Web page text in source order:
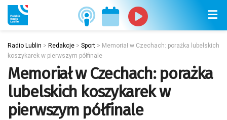
Radio Lublin > Redakcje > Sport > Memoriał w Czechach: porażka lubelskich
koszykarek w pierwszym półfinale
Memoriał w Czechach: porażka
lubelskich koszykarek w
pierwszym półfinale